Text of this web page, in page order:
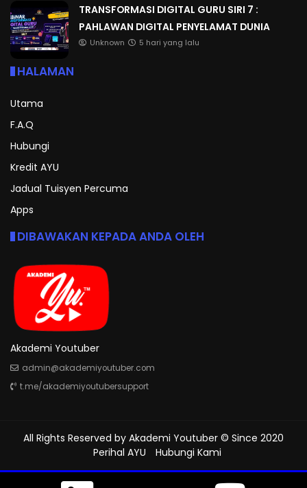
TRANSFORMASI DIGITAL GURU SIRI 7 :
PAHLAWAN DIGITAL PENYELAMAT DUNIA
Unknown 5 hari yang lalu
HALAMAN
Utama
F.A.Q
Hubungi
Kredit AYU
Jadual Tuisyen Percuma
Apps
DIBAWAKAN KEPADA ANDA OLEH
Akademi Youtuber
admin@akademiyoutuber.com
t.me/akademiyoutubersupport
All Rights Reserved by Akademi Youtuber © Since 2020
Perihal AYU
Hubungi Kami